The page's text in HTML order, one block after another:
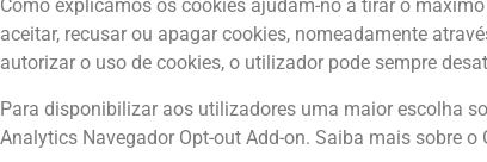
Como explicámos os cookies ajudam-no a tirar o
aceitar, recusar ou apagar cookies, nomeadamente
autorizar o uso de cookies, o utilizador pode sempre
Para disponibilizar aos utilizadores uma maior escolha
Analytics Navegador Opt-out Add-on. Saiba mais sobre o